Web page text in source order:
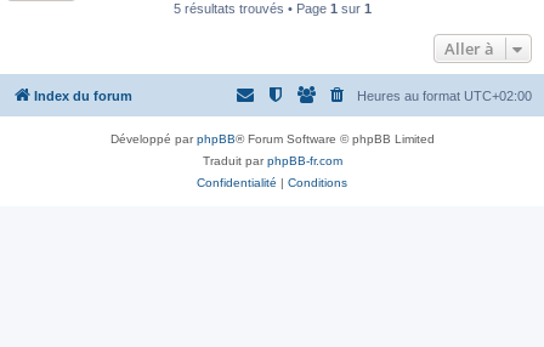
5 résultats trouvés • Page 1sur 1
Aller à
Index du forum Heures au format UTC+02:00
Développé parphpBB® Forum Software © phpBB Limited
Traduit parphpBB-fr.com
Confidentialité
Conditions